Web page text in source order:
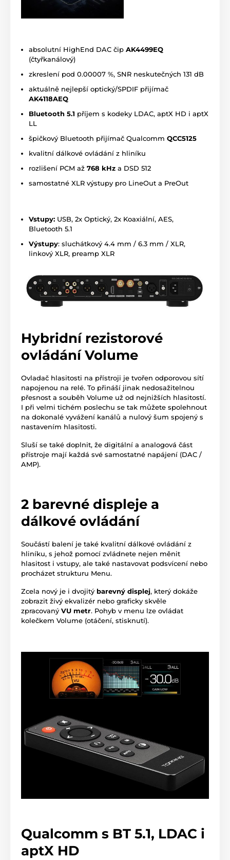
absolutní HighEnd DAC čip AK4499EQ
(čtyřkanálový)
zkreslení pod 0.00007 %, SNR neskutečných 131 dB
aktuálně nejlepší optický/SPDIF přijímač
AK4118AEQ
Bluetooth 5.1 příjem s kodeky LDAC, aptX HD i aptX
LL
špičkový Bluetooth přijímač Qualcomm QCC5125
kvalitní dálkové ovládání z hliníku
rozlišení PCM až 768 kHz a DSD 512
samostatné XLR výstupy pro LineOut a PreOut
Vstupy: USB, 2x Optický, 2x Koaxiální, AES,
Bluetooth 5.1
Výstupy: sluchátkový 4.4 mm / 6.3 mm / XLR,
linkový XLR, preamp XLR
Hybridní rezistorové
ovládání Volume
Ovladač hlasitosti na přístroji je tvořen odporovou sítí
napojenou na relé. To přináší jinak nedosažitelnou
přesnost a souběh Volume už od nejnižších hlasitostí.
I při velmi tichém poslechu se tak můžete spolehnout
na dokonalé vyvážení kanálů a nulový šum spojený s
nastavením hlasitosti.
Sluší se také doplnit, že digitální a analogová část
přístroje mají každá své samostatné napájení (DAC /
AMP).
2 barevné displeje a
dálkové ovládání
Součástí balení je také kvalitní dálkové ovládání z
hliníku, s jehož pomocí zvládnete nejen měnit
hlasitost i vstupy, ale také nastavovat podsvícení nebo
procházet strukturu Menu.
Zcela nový je i dvojitý barevný displej, který dokáže
zobrazit živý ekvalizér nebo graficky skvěle
zpracovaný VU metr. Pohyb v menu lze ovládat
kolečkem Volume (otáčení, stisknutí).
Qualcomm s BT 5.1, LDAC i
aptX HD